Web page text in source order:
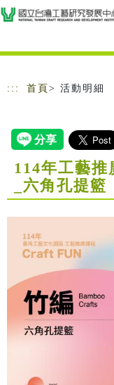
跳到主要內容
網站導覽
::: 首頁 > 活動明細
114年工藝
_六角孔提籃